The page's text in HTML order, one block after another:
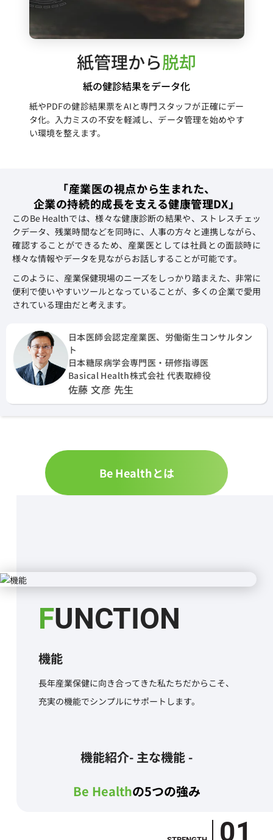
紙管理から脱却
紙の健診結果をデータ化
紙やPDFの健診結果票をAIと専門スタッフが正確にデー
タ化。入力ミスの不安を軽減し、データ管理を始めやす
い環境を整えます。
「産業医の視点から生まれた、
企業の持続的成長を支える健康管理DX」
このBe Healthでは、様々な健康診断の結果や、ストレスチェッ
クデータ、残業時間などを同時に、人事の方々と連携しながら、
確認することができるため、産業医としては社員との面談時に
様々な情報やデータを見ながらお話しすることが可能です。
このように、産業保健現場のニーズをしっかり踏まえた、非常に
便利で使いやすいツールとなっていることが、多くの企業で愛用
されている理由だと考えます。
日本医師会認定産業医、労働衛生コンサルタン
ト
日本糖尿病学会専門医・研修指導医
Basical Health株式会社 代表取締役
佐藤 文彦 先生
Be Healthとは
FUNCTION
機能
長年産業保健に向き合ってきた私たちだからこそ、
充実の機能でシンプルにサポートします。
機能紹介- 主な機能 -
Be Healthの5つの強み